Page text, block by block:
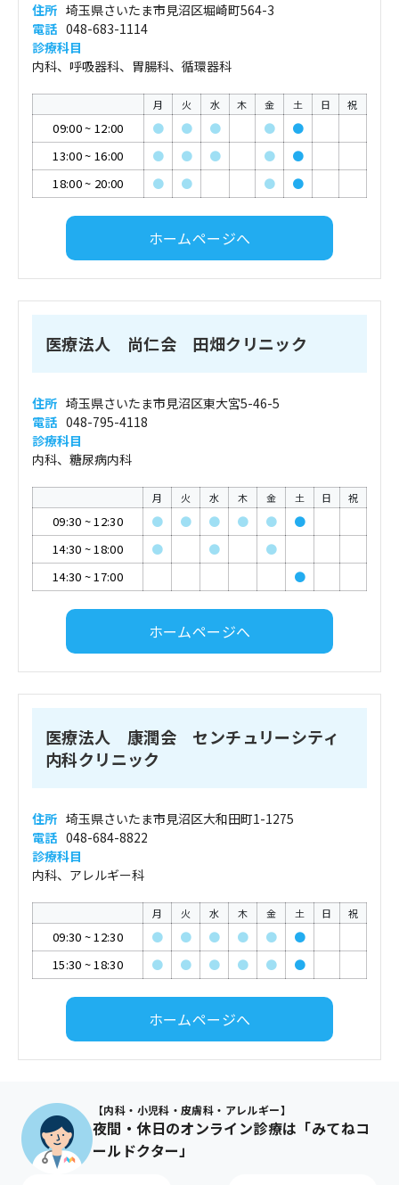
住所 埼玉県さいたま市見沼区堀崎町564-3
電話 048-683-1114
診療科目
内科、呼吸器科、胃腸科、循環器科
月 火 水 木 金 土 日 祝
09:00~ 12:00 ● ● ● ●
●
13:00~ 16:00 ● ● ● ●
●
18:00~ 20:00 ● ● ● ●
ホームページへ
医療法人 尚仁会 田畑クリニック
住所 埼玉県さいたま市見沼区東大宮5-46-5
電話 048-795-4118
診療科目
内科、糖尿病内科
月 火 水 木 金 土 日 祝
09:30 ~12:30 ● ● ● ● ●
●
14:30 ~18:00 ● ●
●
14:30 ~17:00 ●
ホームページへ
医療法人 康潤会 センチュリーシティ
内科クリニック
住所 埼玉県さいたま市見沼区大和田町1-1275
電話 048-684-8822
診療科目
内科、アレルギー科
月 火 水 木 金 土 日 祝
09:30 ~12:30 ● ● ● ● ●
●
15:30 ~18:30 ● ● ● ● ● ●
ホームページへ
【内科・小児科・皮膚科・アレルギー】
夜間・休日のオンライン診療は「みてねコ
ールドクター」